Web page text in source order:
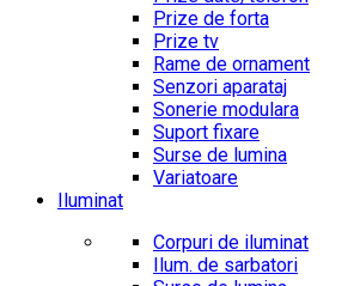
Prize de forta
Prize tv
Rame de ornament
Senzori aparataj
Sonerie modulara
Suport fixare
Surse de lumina
Variatoare
Iluminat
Corpuri de iluminat
Ilum. de sarbatori